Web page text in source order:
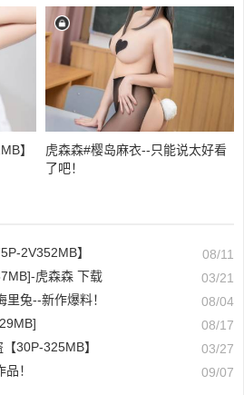
】
虎森森#樱岛麻衣--只能说太好看
了吧！
2V352MB】
08/11
虎森森 下载
03/21
兔--新作爆料！
08/04
08/17
30P-325MB】
03/27
！ 09/07